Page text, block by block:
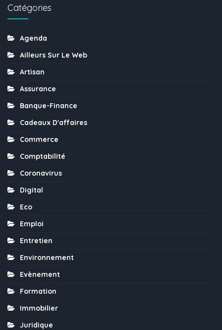
Catégories
Agenda
Ailleurs Sur Le Web
Artisan
Assurance
Banque-Finance
Cadeaux D'affaires
Commerce
Comptabilité
Coronavirus
Digital
Eco
Emploi
Entretien
Environnement
Evènement
Formation
Immobilier
Juridique